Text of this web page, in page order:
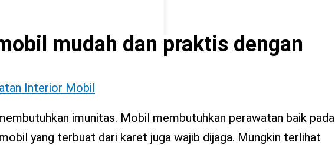
mudah dan praktis dengan
Interior Mobil
imunitas. Mobil membutuhkan perawatan baik pada
yang terbuat dari karet juga wajib dijaga. Mungkin terlihat